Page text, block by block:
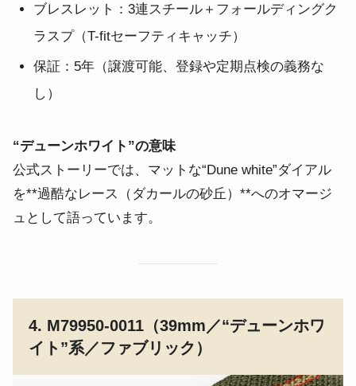
ブレスレット：3連スチール＋フォールディングク
ラスプ（T-fitセーフティキャッチ）
保証：5年（譲渡可能、登録や定期点検の義務な
し）
“デューンホワイト”の意味
公式ストーリーでは、マットな“Dune white”ダイアル
を**過酷なレース（ダカールの砂丘）**へのオマージ
ュとして語っています。
4. M79950-0011（39mm／“デューンホワ
イト”系／ファブリック）